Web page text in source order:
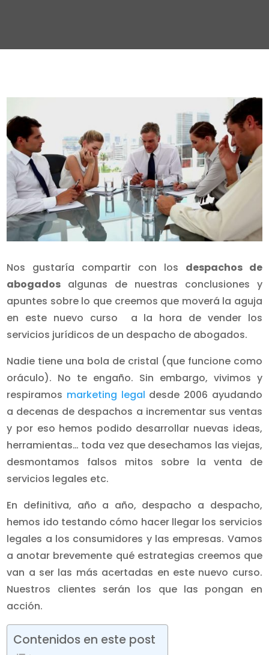
Nos gustaría compartir con los despachos de
abogados algunas de nuestras conclusiones y
apuntes sobre lo que creemos que moverá la aguja
en este nuevo curso a la hora de vender los
servicios jurídicos de un despacho de abogados.
Nadie tiene una bola de cristal (que funcione como
oráculo). No te engaño. Sin embargo, vivimos y
respiramos marketing legal desde 2006 ayudando
a decenas de despachos a incrementar sus ventas
y por eso hemos podido desarrollar nuevas ideas,
herramientas… toda vez que desechamos las viejas,
desmontamos falsos mitos sobre la venta de
servicios legales etc.
En definitiva, año a año, despacho a despacho,
hemos ido testando cómo hacer llegar los servicios
legales a los consumidores y las empresas. Vamos
a anotar brevemente qué estrategias creemos que
van a ser las más acertadas en este nuevo curso.
Nuestros clientes serán los que las pongan en
acción.
Contenidos en este post